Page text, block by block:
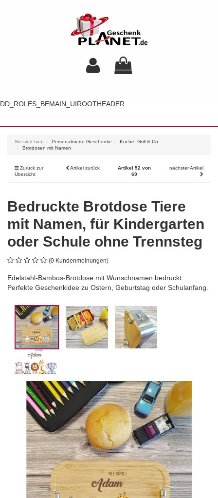
DD_ROLES_BEMAIN_UIROOTHEADER
Sie sind hier: Personalisierte Geschenke
Küche, Grill & Co.
Brotdosen mit Namen
Zurück zur
Übersicht
Artikel zurück
Artikel 52 von
69
nächster Artikel
Bedruckte Brotdose Tiere
mit Namen, für Kindergarten
oder Schule ohne Trennsteg
(0 Kundenmeinungen)
Edelstahl-Bambus-Brotdose mit Wunschnamen bedruckt.
Perfekte Geschenkidee zu Ostern, Geburtstag oder Schulanfang.